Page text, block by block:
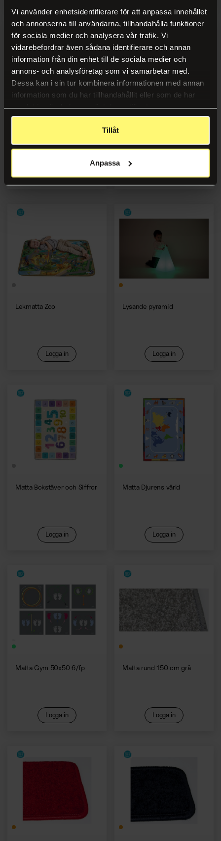
Vi använder enhetsidentifierare för att anpassa innehållet
och annonserna till användarna, tillhandahålla funktioner
för sociala medier och analysera vår trafik. Vi
vidarebefordrar även sådana identifierare och annan
information från din enhet till de sociala medier och
annons- och analysföretag som vi samarbetar med.
Dessa kan i sin tur kombinera informationen med annan
information som du har tillhandahållit eller som de har
samlat in när du har använt deras tjänster.
Tillåt
Anpassa
Lekmatta Zoo
Logga in
Lysande pyramid
Logga in
Matta Bokstäver och Siffror
Logga in
Matta Djurens värld
Logga in
Matta Gym 50x50 6/fp
Logga in
Matta rund 150 cm grå
Logga in